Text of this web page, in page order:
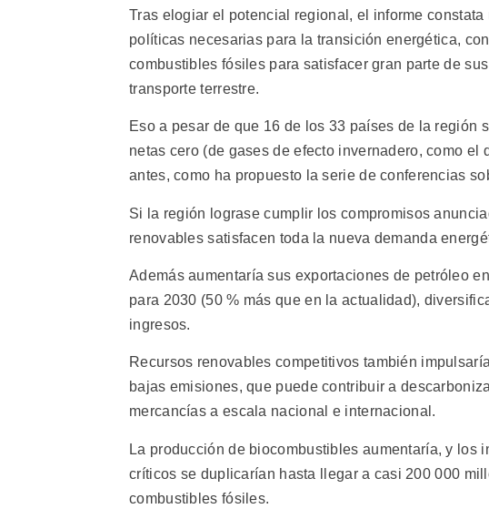
Tras elogiar el potencial regional, el informe
políticas necesarias para la transición energética,
combustibles fósiles para satisfacer gran parte de
transporte terrestre.
Eso a pesar de que 16 de los 33 países de la región
netas cero (de gases de efecto invernadero, como
antes, como ha propuesto la serie de conferencias
Si la región lograse cumplir los compromisos
renovables satisfacen toda la nueva demanda
Además aumentaría sus exportaciones de petróleo
para 2030 (50 % más que en la actualidad),
ingresos.
Recursos renovables competitivos también
bajas emisiones, que puede contribuir a
mercancías a escala nacional e internacional.
La producción de biocombustibles aumentaría, y los
críticos se duplicarían hasta llegar a casi 200 000
combustibles fósiles.